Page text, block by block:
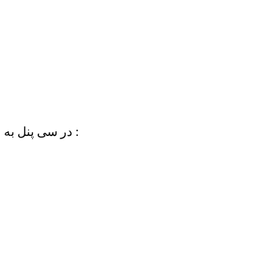
برای آشنایی با نحوه دسترسی به فایل htaccess. در سی پنل به لینک زیر مراجعه کنید :